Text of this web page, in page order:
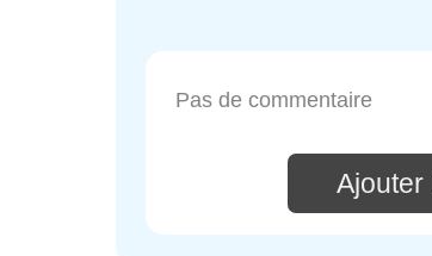
Pas de commentaire
Ajouter